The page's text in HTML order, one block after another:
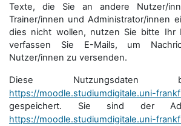
Texte, die Sie an andere Nutzer/
Trainer/innen und Administrator/innen
dies nicht wollen, nutzen Sie bitte Ihr
verfassen Sie E-Mails, um
Nutzer/innen zu versenden.
Diese Nutzungsdaten
https://moodle.studiumdigitale.uni-
gespeichert. Sie sind der
https://moodle.studiumdigitale.uni-